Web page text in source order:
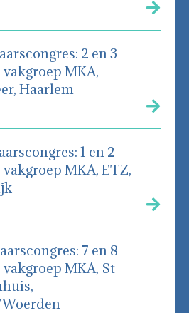
2 en 3
MKA,
Haarlem
1 en 2
MKA, ETZ,
7 en 8
MKA, St